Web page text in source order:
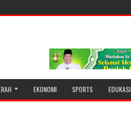
EKONOMI SPORTS EDUKASI